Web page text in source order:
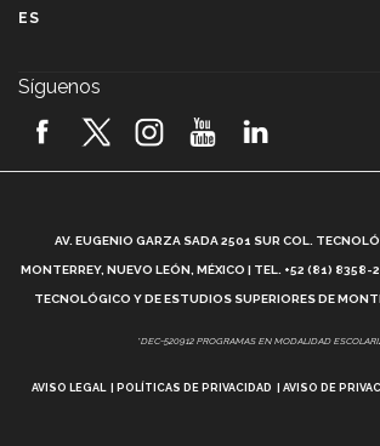
2026! (video)
¿Cómo es el Modelo Educativo
Vida Tec: Feminismo e
ES
Síguenos
AV. EUGENIO GARZA SADA 2501 SUR COL.
MONTERREY, NUEVO LEÓN, MÉXICO | TEL. +52 (81)
TECNOLÓGICO Y DE ESTUDIOS SUPERIORES DE
*DEC-520912 PROGRAMAS EN MODALIDAD
AVISO LEGAL POLÍTICAS DE PRIVACIDAD AVISO DE